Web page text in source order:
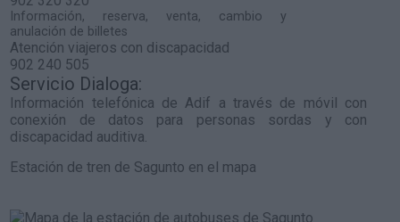
Información, reserva, venta, cambio y
anulación de billetes
Atención viajeros con discapacidad
902 240 505
Servicio Dialoga:
Información telefónica de Adif a través de móvil con
conexión de datos para personas sordas y con
discapacidad auditiva.
Estación de tren de Sagunto en el mapa